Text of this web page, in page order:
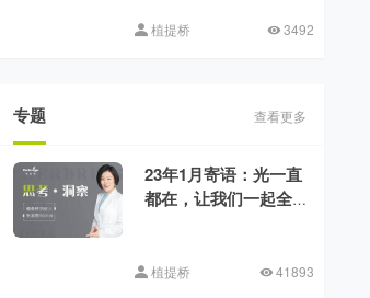
植提桥 3492
专题 查看更多
23年1月寄语：光一直
都在，让我们一起全
植提桥 41893